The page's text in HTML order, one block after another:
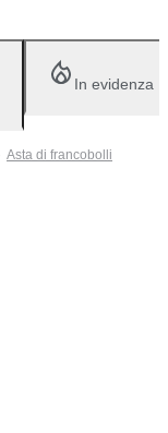
In evidenza
Asta di francobolli